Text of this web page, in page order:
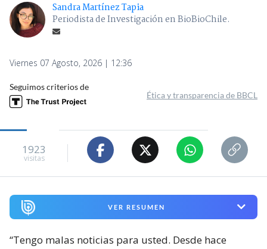
Sandra Martínez Tapia
Periodista de Investigación en BioBioChile.
Viernes 07 Agosto, 2026 | 12:36
Seguimos criterios de
Ética y transparencia de BBCL
1923
visitas
VER RESUMEN
“Tengo malas noticias para usted. Desde hace